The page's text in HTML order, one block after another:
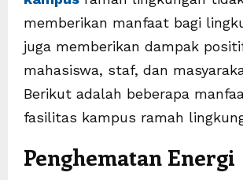
memberikan manfaat bagi
juga memberikan dampak
mahasiswa, staf, dan
Berikut adalah beberapa
fasilitas kampus ramah
Penghematan Energi